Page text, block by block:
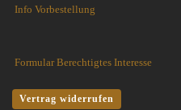
Info Vorbestellung
Formular Berechtigtes Interesse
Vertrag widerrufen